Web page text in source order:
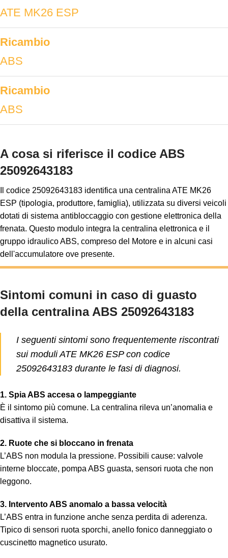
ATE MK26 ESP
Ricambio
ABS
Ricambio
ABS
A cosa si riferisce il codice ABS
25092643183
Il codice 25092643183 identifica una centralina ATE MK26
ESP (tipologia, produttore, famiglia), utilizzata su diversi veicoli
dotati di sistema antibloccaggio con gestione elettronica della
frenata. Questo modulo integra la centralina elettronica e il
gruppo idraulico ABS, compreso del Motore e in alcuni casi
dell'accumulatore ove presente.
Sintomi comuni in caso di guasto
della centralina ABS 25092643183
I seguenti sintomi sono frequentemente riscontrati
sui moduli ATE MK26 ESP con codice
25092643183 durante le fasi di diagnosi.
1. Spia ABS accesa o lampeggiante
È il sintomo più comune. La centralina rileva un’anomalia e
disattiva il sistema.
2. Ruote che si bloccano in frenata
L’ABS non modula la pressione. Possibili cause: valvole
interne bloccate, pompa ABS guasta, sensori ruota che non
leggono.
3. Intervento ABS anomalo a bassa velocità
L’ABS entra in funzione anche senza perdita di aderenza.
Tipico di sensori ruota sporchi, anello fonico danneggiato o
cuscinetto magnetico usurato.